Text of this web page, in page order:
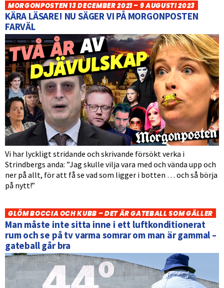
MORGONPOSTEN 13 DECEMBER 2021 – 9 AUGUSTI 2023
KÄRA LÄSARE! NU SÄGER VI PÅ MORGONPOSTEN
FARVÄL
Vi har lyckligt stridande och skrivande försökt verka i
Strindbergs anda: ”Jag skulle vilja vara med och vända upp och
ner på allt, för att få se vad som ligger i botten … och så börja
på nytt!”
GLÖM BOCCIA OCH KUBB – DET ÄR GATEBALL SOM GÄLLER
Man måste inte sitta inne i ett luftkonditionerat
rum och se på tv varma somrar om man är gammal –
gateball går bra